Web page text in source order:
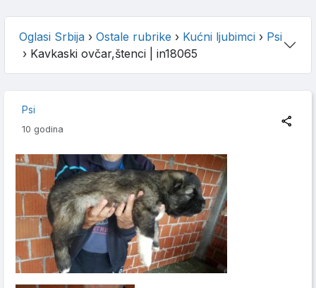
Oglasi Srbija › Ostale rubrike › Kućni ljubimci › Psi
› Kavkaski ovčar,štenci | in18065
Psi
10 godina